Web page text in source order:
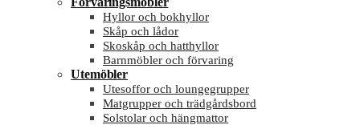
Hyllor och bokhyllor
Skåp och lådor
Skoskåp och hatthyllor
Barnmöbler och förvaring
Utemöbler
Utesoffor och loungegrupper
Matgrupper och trädgårdsbord
Solstolar och hängmattor